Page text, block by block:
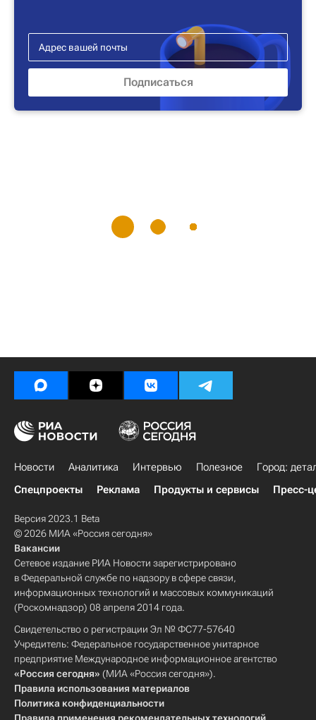
Новости Аналитика Интервью Полезное
Город:
Спецпроекты
Реклама Продукты и сервисы Пресс-
Версия 2023.1 Beta
© 2026 МИА «Россия сегодня»
Вакансии
Сетевое издание РИА Новости зарегистрировано
в Федеральной службе по надзору в сфере связи,
информационных технологий и массовых коммуникаций
(Роскомнадзор) 08 апреля 2014 года.
Свидетельство о регистрации Эл № ФС77-57640
Учредитель: Федеральное государственное унитарное
предприятие Международное информационное агентство
«Россия сегодня» (МИА «Россия сегодня»).
Правила использования материалов
Политика конфиденциальности